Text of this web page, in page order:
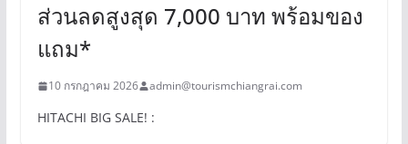
ส่วนลดสูงสุด 7,000 บาท พร้อมของ
แถม*
10 กรกฎาคม 2026 admin@tourismchiangrai.com
HITACHI BIG SALE! :